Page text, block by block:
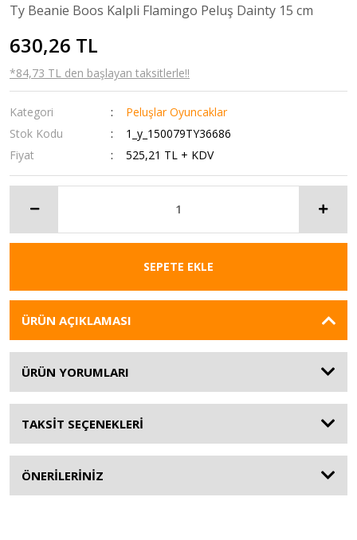
Ty Beanie Boos Kalpli Flamingo Peluş Dainty 15 cm
630,26 TL
*84,73 TL den başlayan taksitlerle!!
Kategori
Peluşlar Oyuncaklar
Stok Kodu
1_y_150079TY36686
Fiyat
525,21 TL + KDV
SEPETE EKLE
ÜRÜN AÇIKLAMASI
ÜRÜN YORUMLARI
TAKSİT SEÇENEKLERİ
ÖNERİLERİNİZ